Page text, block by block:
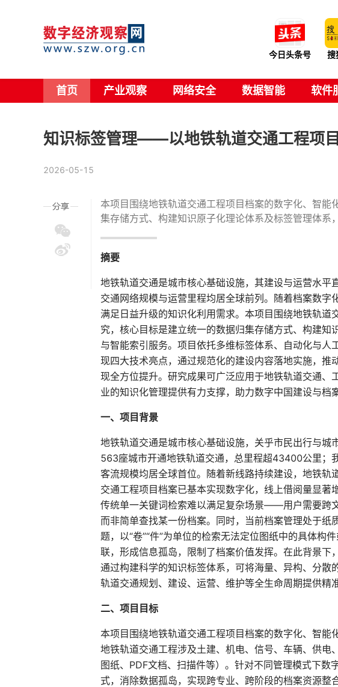
数字经济观察网 - 软信官网
今日头条号 搜
首页 产业观察 网络安全 数据智能 软件
知识标签管理——以地铁轨道交通工程项
2026-05-15
本项目围绕地铁轨道交通工程项目档案的数字化、智
集存储方式、构建知识原子化理论体系及标签管理体系
摘要
地铁轨道交通是城市核心基础设施，其建设与运营水
交通网络规模与运营里程均居全球前列。随着档案数
满足日益升级的知识化利用需求。本项目围绕地铁轨
究，核心目标是建立统一的数据归集存储方式、构建
与智能索引服务。项目依托多维标签体系、自动化与
现四大技术亮点，通过规范化的建设内容落地实施，
现全方位提升。研究成果可广泛应用于地铁轨道交通
业的知识化管理提供有力支撑，助力数字中国建设与档
一、项目背景
地铁轨道交通是城市核心基础设施，关乎市民出行与
563座城市开通地铁轨道交通，总里程超43400公里
客流规模均居全球首位。随着新线路持续建设，地铁
交通工程项目档案已基本实现数字化，线上借阅量显著
传统单一关键词检索难以满足复杂场景——用户需要跨
而非简单查找某一份档案。同时，当前档案管理处于
题，以“卷”“件”为单位的检索无法定位图纸中的具体构
联，形成信息孤岛，限制了档案价值发挥。在此背景下
通过构建科学的知识标签体系，可将海量、异构、分
轨道交通规划、建设、运营、维护等全生命周期提供精
二、项目目标
本项目围绕地铁轨道交通工程项目档案的数字化、智能
地铁轨道交通工程涉及土建、机电、信号、车辆、供
图纸、PDF文档、扫描件等）。针对不同管理模式下
式，消除数据孤岛，实现跨专业、跨阶段的档案资源